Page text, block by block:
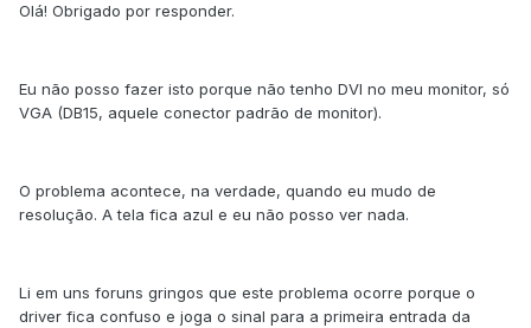
Olá! Obrigado por responder.
Eu não posso fazer isto porque não tenho DVI no meu monitor, só
VGA (DB15, aquele conector padrão de monitor).
O problema acontece, na verdade, quando eu mudo de
resolução. A tela fica azul e eu não posso ver nada.
Li em uns foruns gringos que este problema ocorre porque o
driver fica confuso e joga o sinal para a primeira entrada da